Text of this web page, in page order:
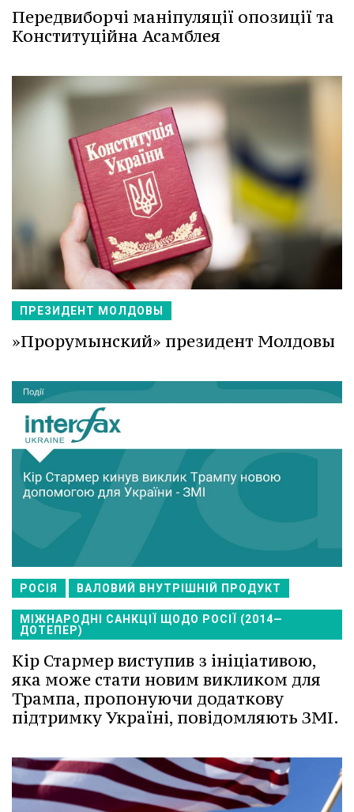
Передвиборчі маніпуляції опозиції та
Конституційна Асамблея
ПРЕЗИДЕНТ МОЛДОВЫ
»Прорумынский» президент Молдовы
РОСІЯ ВАЛОВИЙ ВНУТРІШНІЙ ПРОДУКТ
МІЖНАРОДНІ САНКЦІЇ ЩОДО РОСІЇ (2014—
ДОТЕПЕР)
Кір Стармер виступив з ініціативою,
яка може стати новим викликом для
Трампа, пропонуючи додаткову
підтримку Україні, повідомляють ЗМІ.